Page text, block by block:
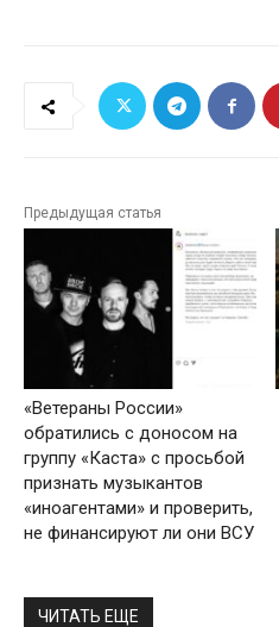
Предыдущая статья
«Ветераны России»
обратились с доносом на
группу «Каста» с просьбой
признать музыкантов
«иноагентами» и проверить,
не финансируют ли они ВСУ
ЧИТАТЬ ЕЩЕ